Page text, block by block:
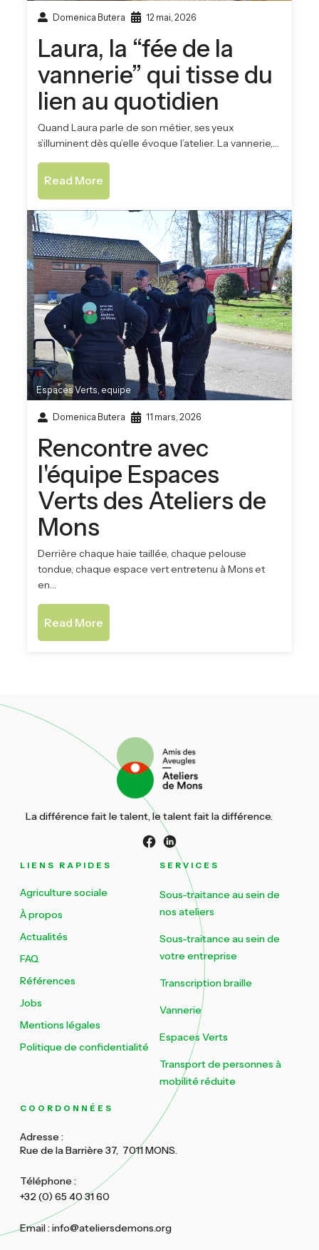
Domenica Butera 12 mai, 2026
Laura, la “fée de la
vannerie” qui tisse du
lien au quotidien
Quand Laura parle de son métier, ses yeux
s’illuminent dès qu’elle évoque l’atelier. La vannerie,…
Read More
Espaces Verts, equipe
Domenica Butera 11 mars, 2026
Rencontre avec
l'équipe Espaces
Verts des Ateliers de
Mons
Derrière chaque haie taillée, chaque pelouse
tondue, chaque espace vert entretenu à Mons et
en…
Read More
La différence fait le talent, le talent fait la différence.
LIENS RAPIDES
Agriculture sociale
À propos
Actualités
FAQ
Références
Jobs
Mentions légales
Politique de confidentialité
SERVICES
Sous-traitance au sein de
nos ateliers
Sous-traitance au sein de
votre entreprise
Transcription braille
Vannerie
Espaces Verts
Transport de personnes à
mobilité réduite
COORDONNÉES
Adresse :
Rue de la Barrière 37, 7011 MONS.
Téléphone :
+32 (0) 65 40 31 60
Email : info@ateliersdemons.org